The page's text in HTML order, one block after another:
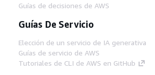
Guías de decisiones de AWS
Guías De Servicio
Elección de un servicio de IA generativa
Guías de servicio de AWS
Tutoriales de CLI de AWS en GitHub